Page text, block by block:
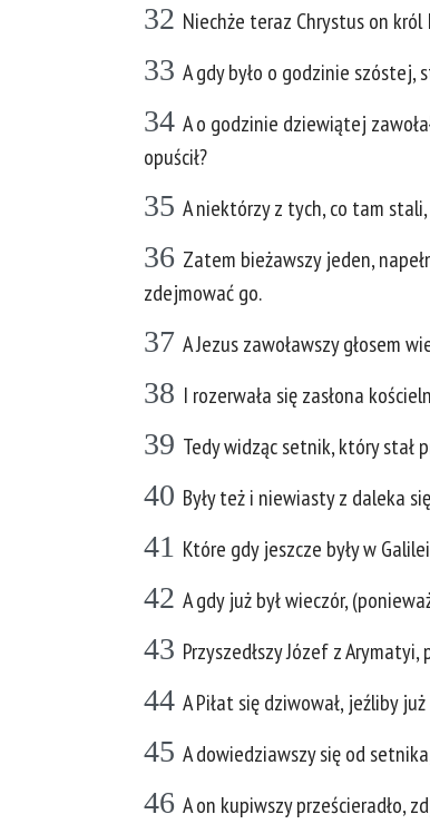
32 Niechże teraz Chrystus on
33 A gdy było o godzinie szóstej,
34 A o godzinie dziewiątej
opuścił?
35 A niektórzy z tych, co tam
36 Zatem bieżawszy jeden,
zdejmować go.
37 A Jezus zawoławszy głosem
38 I rozerwała się zasłona
39 Tedy widząc setnik, który stał
40 Były też i niewiasty z daleka
41 Które gdy jeszcze były w
42 A gdy już był wieczór,
43 Przyszedłszy Józef z
44 A Piłat się dziwował, jeźliby
45 A dowiedziawszy się od
46 A on kupiwszy prześcieradło,